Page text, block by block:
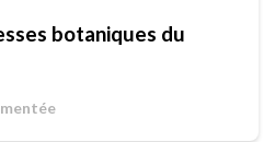
botaniques du